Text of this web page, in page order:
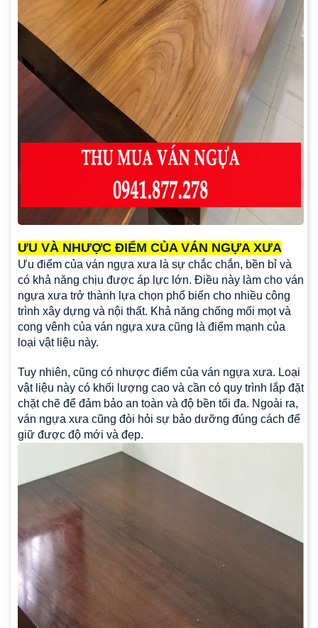
ƯU VÀ NHƯỢC ĐIỂM CỦA VÁN NGỰA XƯA
Ưu điểm của ván ngựa xưa là sự chắc chắn, bền bỉ và
có khả năng chịu được áp lực lớn. Điều này làm cho ván
ngựa xưa trở thành lựa chọn phổ biến cho nhiều công
trình xây dựng và nội thất. Khả năng chống mối mọt và
cong vênh của ván ngựa xưa cũng là điểm mạnh của
loại vật liệu này.
Tuy nhiên, cũng có nhược điểm của ván ngựa xưa. Loại
vật liệu này có khối lượng cao và cần có quy trình lắp đặt
chặt chẽ để đảm bảo an toàn và độ bền tối đa. Ngoài ra,
ván ngựa xưa cũng đòi hỏi sự bảo dưỡng đúng cách để
giữ được độ mới và đẹp.